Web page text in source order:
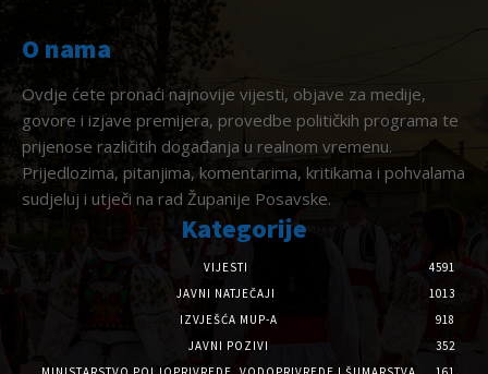
O nama
Ovdje ćete pronaći najnovije vijesti, objave za medije,
govore i izjave premijera, provedbe političkih programa te
prijenose različitih događanja u realnom vremenu.
Prijedlozima, pitanjima, komentarima, kritikama i pohvalama
sudjeluj i utječi na rad Županije Posavske.
Kategorije
VIJESTI
4591
JAVNI NATJEČAJI
1013
IZVJEŠĆA MUP-A
918
JAVNI POZIVI
352